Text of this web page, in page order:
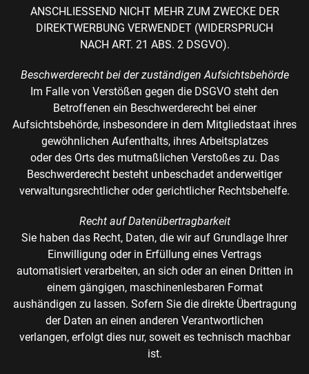
ANSCHLIESSEND NICHT MEHR ZUM ZWECKE DER
DIREKTWERBUNG VERWENDET (WIDERSPRUCH
NACH ART. 21 ABS. 2 DSGVO).
Beschwerderecht bei der zuständigen Aufsichtsbehörde
Im Falle von Verstößen gegen die DSGVO steht den
Betroffenen ein Beschwerderecht bei einer
Aufsichtsbehörde, insbesondere in dem Mitgliedstaat ihres
gewöhnlichen Aufenthalts, ihres Arbeitsplatzes
oder des Orts des mutmaßlichen Verstoßes zu. Das
Beschwerderecht besteht unbeschadet anderweitiger
verwaltungsrechtlicher oder gerichtlicher Rechtsbehelfe.
Recht auf Datenübertragbarkeit
Sie haben das Recht, Daten, die wir auf Grundlage Ihrer
Einwilligung oder in Erfüllung eines Vertrags
automatisiert verarbeiten, an sich oder an einen Dritten in
einem gängigen, maschinenlesbaren Format
aushändigen zu lassen. Sofern Sie die direkte Übertragung
der Daten an einen anderen Verantwortlichen
verlangen, erfolgt dies nur, soweit es technisch machbar
ist.